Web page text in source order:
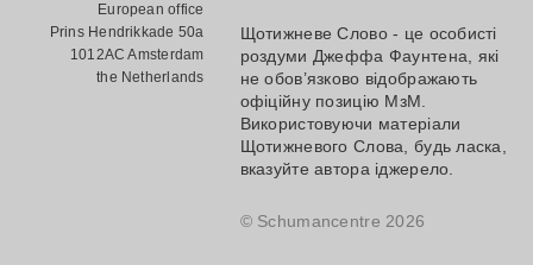
Schuman Centre for
Europe Studies
European office
Prins Hendrikkade 50a
Досліджень Шумана
Щотижневе Слово - це особисті
роздуми Джеффа Фаунтена, які
не обов’язково відображають
офіційну позицію МзМ.
Використовуючи матеріали
вказуйте автора іджерело.